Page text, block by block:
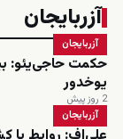
آزربایجان
آزربایجان
حکمت حاجی‌یئو:
یوخدور
2 روز پیش
آزربایجان